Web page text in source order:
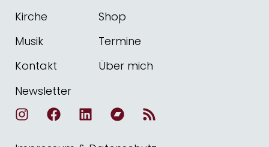
Kirche
Musik
Kontakt
Newsletter
Shop
Termine
Über mich